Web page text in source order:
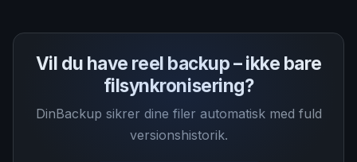
Vil du have reel backup – ikke bare
filsynkronisering?
DinBackup sikrer dine filer automatisk med fuld
versionshistorik.